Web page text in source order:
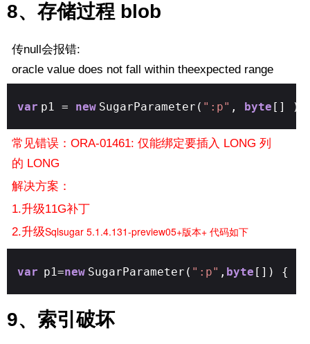
8、存储过程 blob
传null会报错:
oracle value does not fall within theexpected range
var p1 = new SugarParameter( ":p" , byte [] );
常见错误：ORA-01461: 仅能绑定要插入 LONG 列
的 LONG
解决方案：
1.升级11G补丁
2.升级Sqlsugar 5.1.4.131-preview05+版本+ 代码如下
var p1=new SugarParameter( ":p" , byte []) {
9、索引破坏